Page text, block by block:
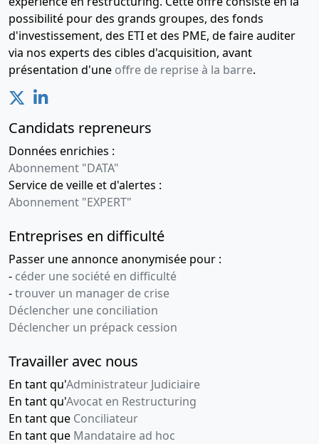
possibilité pour des grands groupes, des fonds
d'investissement, des ETI et des PME, de faire auditer
via nos experts des cibles d'acquisition, avant
présentation d'une offre de reprise à la barre.
Candidats repreneurs
Données enrichies :
Abonnement "DATA"
Service de veille et d'alertes :
Abonnement "EXPERT"
Entreprises en difficulté
Passer une annonce anonymisée pour :
- céder une société en difficulté
-trouver un manager de crise
Déclencher une conciliation
Déclencher un prépack cession
Travailler avec nous
En tant qu'Administrateur Judiciaire
En tant qu'Avocat en Restructuring
En tant que Conciliateur
En tant que Mandataire ad hoc